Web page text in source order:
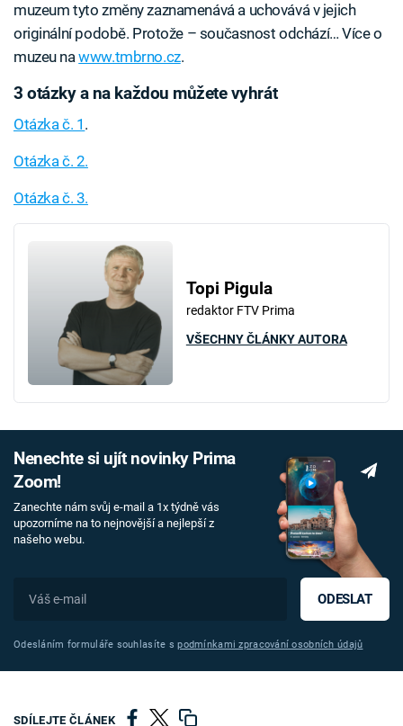
muzeum tyto změny zaznamenává a uchovává v jejich
originální podobě. Protože – současnost odchází… Více o
muzeu nawww.tmbrno.cz.
3 otázky a na každou můžete vyhrát
Otázka č. 1 .
Otázka č. 2.
Otázka č. 3.
Topi Pigula
redaktor FTV Prima
VŠECHNY ČLÁNKY AUTORA
Nenechte si ujít novinky Prima
Zoom!
Zanechte nám svůj e-mail a 1x týdně vás
upozorníme na to nejnovější a nejlepší z
našeho webu.
ODESLAT
Odesláním formuláře souhlasíte spodmínkami zpracování osobních údajů
SDÍLEJTE ČLÁNEK